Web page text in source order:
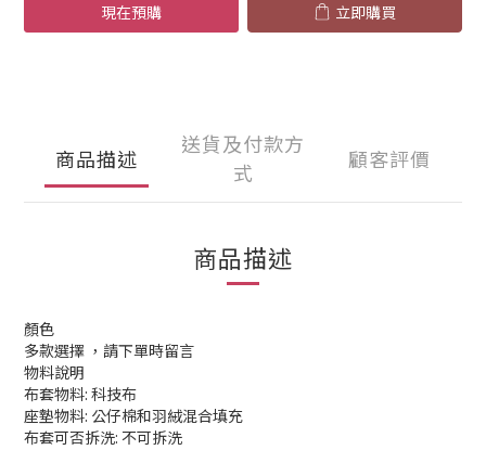
現在預購 立即購買
商品描述
送貨及付款方
式
顧客評價
商品描述
顏色
多款選擇 ，請下單時留言
物料說明
布套物料: 科技布
座墊物料: 公仔棉和羽絨混合填充
布套可否拆洗: 不可拆洗